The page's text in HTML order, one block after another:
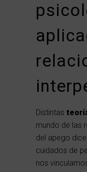
Distintas
mundo de las
del apego
cuidados de
nos